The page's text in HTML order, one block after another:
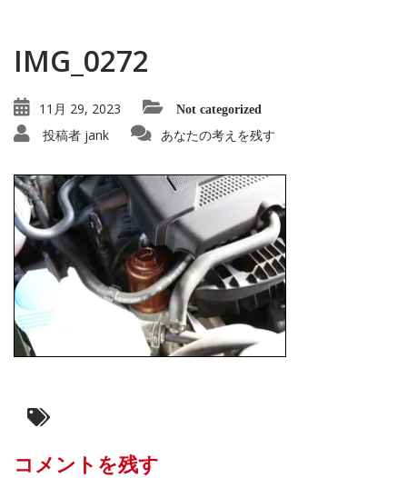
IMG_0272
11月 29, 2023 Not categorized
投稿者 jank あなたの考えを残す
コメントを残す